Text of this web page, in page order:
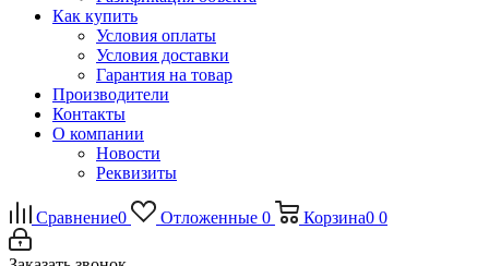
Как купить
Условия оплаты
Условия доставки
Гарантия на товар
Производители
Контакты
О компании
Новости
Реквизиты
Сравнение0 Отложенные 0 Корзина0 0